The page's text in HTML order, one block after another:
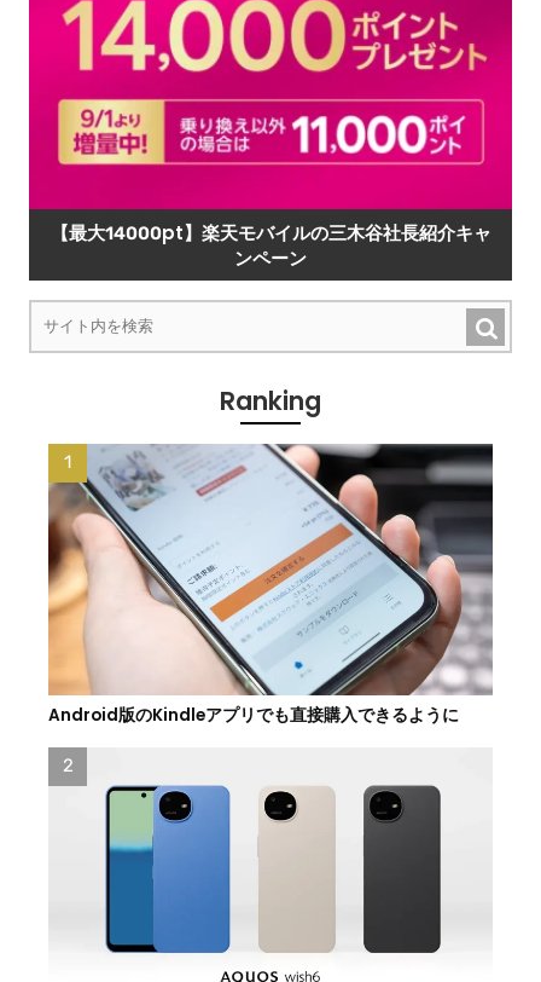
【最大14000pt】楽天モバイルの三木谷社長紹介キャ
ンペーン
Ranking
Android版のKindleアプリでも直接購入できるように